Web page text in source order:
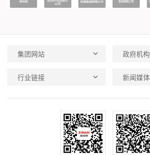
集团网站 政府机构
行业链接 新闻媒体